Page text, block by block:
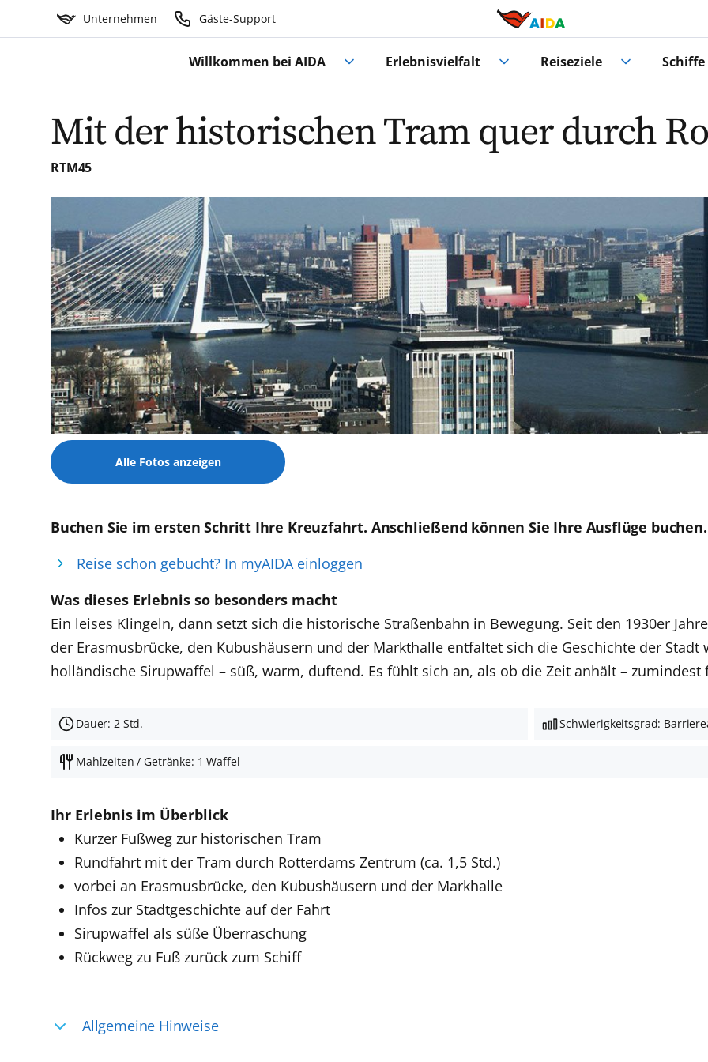
Unternehmen Gäste-Support
Willkommen bei AIDA Erlebnisvielfalt Reiseziele Schiffe
Mit der historischen Tram quer durch
RTM45
Alle Fotos anzeigen
Buchen Sie im ersten Schritt Ihre Kreuzfahrt. Anschließend können Sie Ihre Ausflüge buchen.
Reise schon gebucht? In myAIDA einloggen
Was dieses Erlebnis so besonders macht
Ein leises Klingeln, dann setzt sich die historische Straßenbahn in Bewegung. Seit den 1930er
der Erasmusbrücke, den Kubushäusern und der Markthalle entfaltet sich die Geschichte der Stadt
holländische Sirupwaffel – süß, warm, duftend. Es fühlt sich an, als ob die Zeit anhält –
Dauer: 2 Std. Schwierigkeitsgrad:
Mahlzeiten / Getränke: 1 Waffel
Ihr Erlebnis im Überblick
Kurzer Fußweg zur historischen Tram
Rundfahrt mit der Tram durch Rotterdams Zentrum (ca. 1,5 Std.)
vorbei an Erasmusbrücke, den Kubushäusern und der Markhalle
Infos zur Stadtgeschichte auf der Fahrt
Sirupwaffel als süße Überraschung
Rückweg zu Fuß zurück zum Schiff
Allgemeine Hinweise